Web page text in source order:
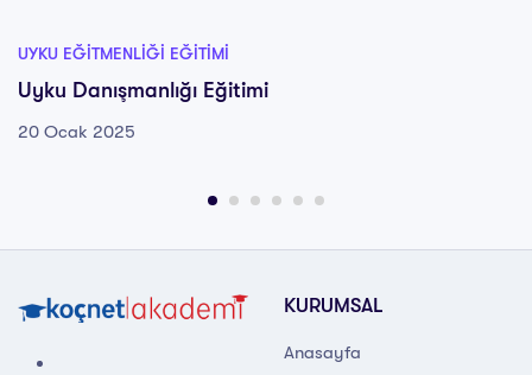
UYKU EĞITMENLIĞI EĞITIMI
Uyku Danışmanlığı Eğitimi
20 Ocak 2025
KURUMSAL
Anasayfa